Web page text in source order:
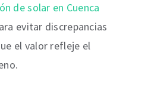
de solar en Cuenca
evitar discrepancias
el valor refleje el